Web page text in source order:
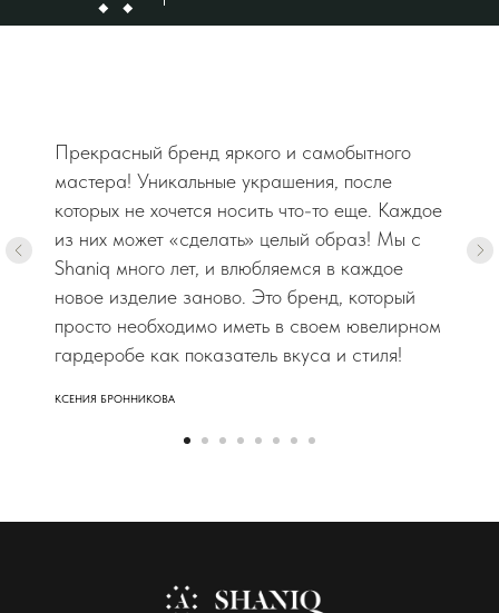
Прекрасный бренд яркого и самобытного
мастера! Уникальные украшения, после
которых не хочется носить что-то еще. Каждое
из них может «сделать» целый образ! Мы с
Shaniq много лет, и влюбляемся в каждое
новое изделие заново. Это бренд, который
просто необходимо иметь в своем ювелирном
гардеробе как показатель вкуса и стиля!
КСЕНИЯ БРОННИКОВА